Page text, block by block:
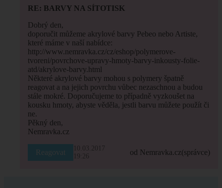
RE: BARVY NA SÍTOTISK
Dobrý den,
doporučit můžeme akrylové barvy Pebeo nebo Artiste,
které máme v naší nabídce:
http://www.nemravka.cz/cz/eshop/polymerove-
tvoreni/povrchove-upravy-hmoty-barvy-inkousty-folie-
atd/akrylove-barvy.html
Některé akrylové barvy mohou s polymery špatně
reagovat a na jejich povrchu vůbec nezaschnou a budou
stále mokré. Doporučujeme to případně vyzkoušet na
kousku hmoty, abyste věděla, jestli barvu můžete použít či
ne.
Pěkný den,
Nemravka.cz
Reagovat
10.03.2017
19:26
od Nemravka.cz(správce)